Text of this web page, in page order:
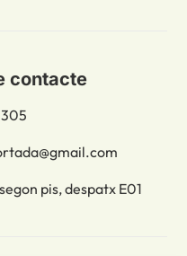
contacte
pis, despatx E01